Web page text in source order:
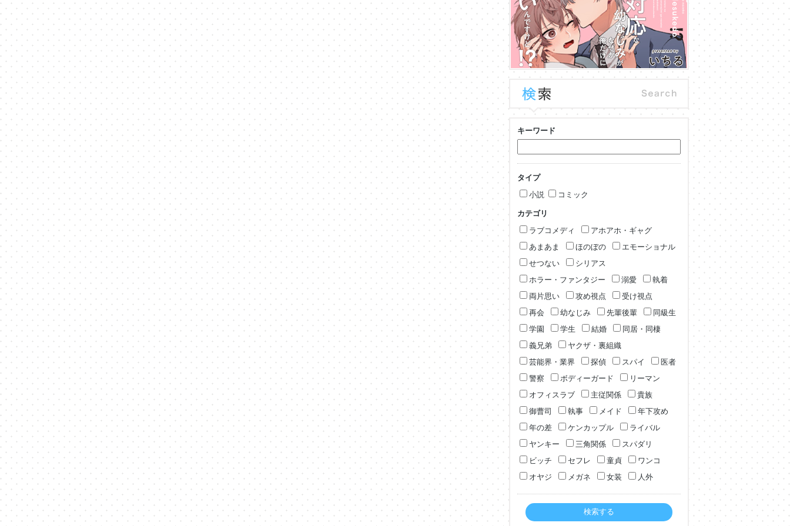
キーワード
タイプ
小説
コミック
カテゴリ
ラブコメディ
アホアホ・ギャグ
あまあま
ほのぼの
エモーショナル
せつない
シリアス
ホラー・ファンタジー
溺愛
執着
両片思い
攻め視点
受け視点
再会
幼なじみ 先輩後輩
同級生
学園
学生 結婚
同居・同棲
義兄弟
ヤクザ・裏組織
芸能界・業界
探偵 スパイ
医者
警察
ボディーガード
リーマン
オフィスラブ
主従関係
貴族
御曹司
執事 メイド
年下攻め
年の差
ケンカップル
ライバル
ヤンキー
三角関係
スパダリ
ビッチ
セフレ 童貞
ワンコ
オヤジ
メガネ 女装 人外
検索する